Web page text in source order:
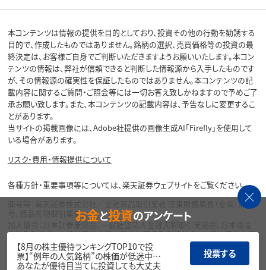
本コンテンツは情報の提供を目的としており、投資その他の行動を勧誘する
目的で、作成したものではありません。銘柄の選択、売買価格等の投資の最
終決定は、お客様ご自身でご判断いただきますようお願いいたします。本コン
テンツの情報は、弊社が信頼できると判断した情報源から入手したものです
が、その情報源の確実性を保証したものではありません。本コンテンツの記
載内容に関するご質問・ご照会等には一切お答え致しかねますので予めご了
承お願い致します。また、本コンテンツの記載内容は、予告なしに変更するこ
とがあります。
当サイトの掲載画像には、Adobe社提供の画像生成AI「Firefly」を使用して
いる場合があります。
リスク・費用・情報提供について
各種方針・重要事項等については、楽天証券ウェブサイトをご覧ください。
商号等：楽天証券株式会社／金融商品取引業者 関東財務局長（金商）第195
号、商品先物取引業者
加入協会：日本証券業協会、一般社団法人金融先物取引業協会、日本商品
先物取引協会、一般社団法人第二種金融商品取引業協会、一般社団法人資
産運用業協会
Copyright©
お金と投資のアンケート
【8月の株主優待ランキングTOP10で投
票】“例年の人気銘柄”の株価が低迷中…
あなたが優待目当てに投資しても大丈夫
投票する